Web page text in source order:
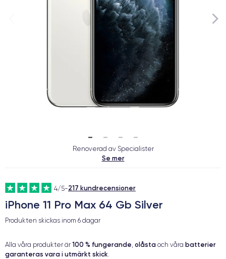
Renoverad av Specialister
Se mer
4/5-217 kundrecensioner
iPhone 11 Pro Max 64 Gb Silver
Produkten skickas inom 6 dagar
Alla våra produkter är 100 % fungerande, olåsta och våra batterier
garanteras vara i utmärkt skick.